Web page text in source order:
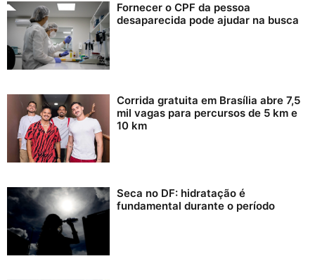
Fornecer o CPF da pessoa
desaparecida pode ajudar na busca
Corrida gratuita em Brasília abre 7,5
mil vagas para percursos de 5 km e
10 km
Seca no DF: hidratação é
fundamental durante o período